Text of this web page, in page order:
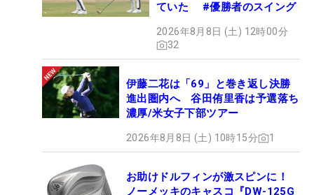
ていた #優勝者のスイング
2026年8月8日 (土) 12時00分
32
伊藤二花は「69」と巻き返し決勝
進出圏内へ 谷田侑里香は予選落ち
濃厚/米女子下部ツアー
2026年8月8日 (土) 10時15分 1
お助けドルフィンが激スピンに！
ノーメッキのキャスコ『DW-125G